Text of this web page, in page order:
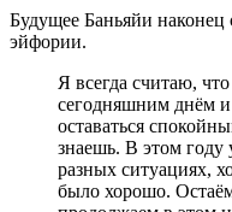
Будущее Баньяйи наконец
эйфории.
Я всегда считаю,
сегодняшним днём
оставаться
знаешь. В этом году
разных ситуациях,
было хорошо.